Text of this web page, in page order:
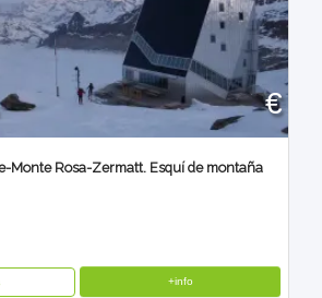
€
Monte Rosa-Zermatt. Esquí de montaña
+info